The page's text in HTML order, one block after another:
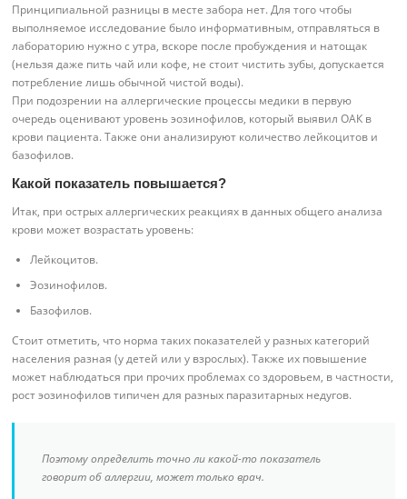
Принципиальной разницы в месте забора нет. Для того чтобы
выполняемое исследование было информативным, отправляться в
лабораторию нужно с утра, вскоре после пробуждения и натощак
(нельзя даже пить чай или кофе, не стоит чистить зубы, допускается
потребление лишь обычной чистой воды).
При подозрении на аллергические процессы медики в первую
очередь оценивают уровень эозинофилов, который выявил ОАК в
крови пациента. Также они анализируют количество лейкоцитов и
базофилов.
Какой показатель повышается?
Итак, при острых аллергических реакциях в данных общего анализа
крови может возрастать уровень:
Лейкоцитов.
Эозинофилов.
Базофилов.
Стоит отметить, что норма таких показателей у разных категорий
населения разная (у детей или у взрослых). Также их повышение
может наблюдаться при прочих проблемах со здоровьем, в частности,
рост эозинофилов типичен для разных паразитарных недугов.
Поэтому определить точно ли какой-то показатель
говорит об аллергии, может только врач.